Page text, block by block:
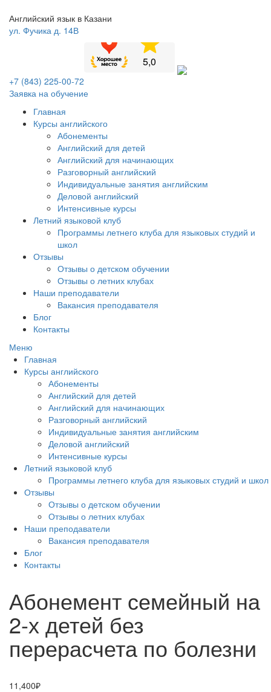
Английский язык в Казани
ул. Фучика д. 14В
+7 (843) 225-00-72
Заявка на обучение
Главная
Курсы английского
Абонементы
Английский для детей
Английский для начинающих
Разговорный английский
Индивидуальные занятия английским
Деловой английский
Интенсивные курсы
Летний языковой клуб
Программы летнего клуба для языковых студий и
школ
Отзывы
Отзывы о детском обучении
Отзывы о летних клубах
Наши преподаватели
Вакансия преподавателя
Блог
Контакты
Меню
Главная
Курсы английского
Абонементы
Английский для детей
Английский для начинающих
Разговорный английский
Индивидуальные занятия английским
Деловой английский
Интенсивные курсы
Летний языковой клуб
Программы летнего клуба для языковых студий и школ
Отзывы
Отзывы о детском обучении
Отзывы о летних клубах
Наши преподаватели
Вакансия преподавателя
Блог
Контакты
Абонемент семейный на
2-х детей без
перерасчета по болезни
11,400₽